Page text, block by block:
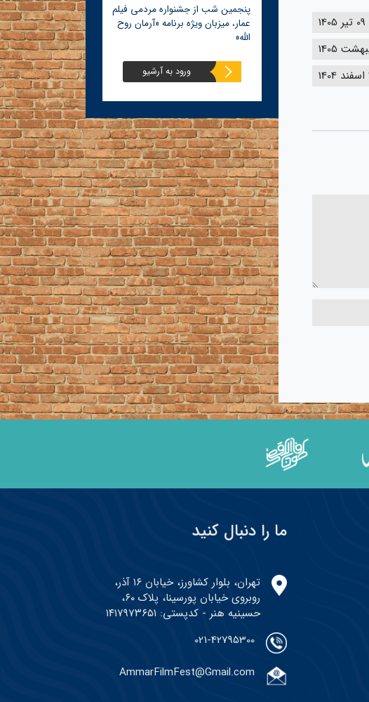
پنجمین شب از جشنواره مردمی فیلم
عمار، میزبان ویژه برنامه «آرمان روح
الله»
ورود به آرشیو
ما را دنبال کنید
تهران، بلوار کشاورز، خیابان ۱۶ آذر،
روبروی خیابان پورسینا، پلاک ۶۰،
حسینیه هنر - کدپستی: ۱۴۱۷۹۷۳۶۵۱
021-42795300
AmmarFilmFest@Gmail.com